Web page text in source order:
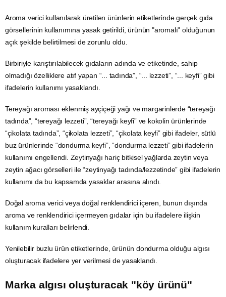
Aroma verici kullanılarak üretilen ürünlerin etiketlerinde gerçek gıda
görsellerinin kullanımına yasak getirildi, ürünün "aromalı" olduğunun
açık şekilde belirtilmesi de zorunlu oldu.
Birbiriyle karıştırılabilecek gıdaların adında ve etiketinde, sahip
olmadığı özelliklere atıf yapan “... tadında”, “... lezzeti”, “... keyfi” gibi
ifadelerin kullanımı yasaklandı.
Tereyağı aroması eklenmiş ayçiçeği yağı ve margarinlerde “tereyağı
tadında”, “tereyağı lezzeti”, “tereyağı keyfi” ve kokolin ürünlerinde
“çikolata tadında”, “çikolata lezzeti”, “çikolata keyfi” gibi ifadeler, sütlü
buz ürünlerinde “dondurma keyfi”, “dondurma lezzeti” gibi ifadelerin
kullanımı engellendi. Zeytinyağı hariç bitkisel yağlarda zeytin veya
zeytin ağacı görselleri ile “zeytinyağı tadında/lezzetinde” gibi ifadelerin
kullanımı da bu kapsamda yasaklar arasına alındı.
Doğal aroma verici veya doğal renklendirici içeren, bunun dışında
aroma ve renklendirici içermeyen gıdalar için bu ifadelere ilişkin
kullanım kuralları belirlendi.
Yenilebilir buzlu ürün etiketlerinde, ürünün dondurma olduğu algısı
oluşturacak ifadelere yer verilmesi de yasaklandı.
Marka algısı oluşturacak "köy ürünü"